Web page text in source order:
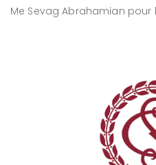
Me Sevag Abrahamian pour